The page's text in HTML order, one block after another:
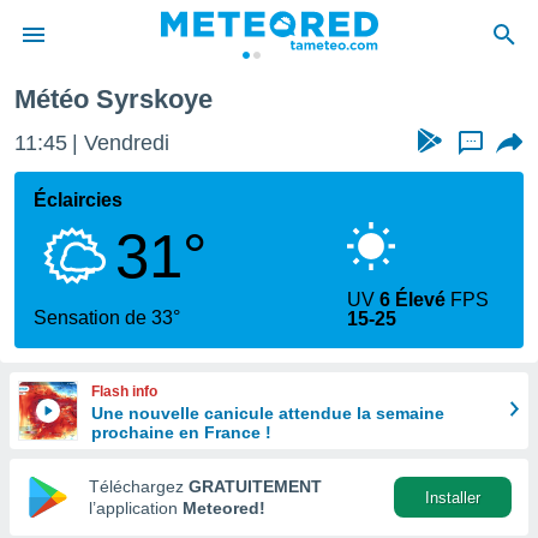
de
en
Météo Syrskoye
11:45 Vendredi ...
Éclaircies
31°
Sensation de 33°
UV6 Élevé FPS
15-25
Flash info
Une nouvelle canicule attendue la semaine
prochaine en France !
Téléchargez GRATUITEMENT
l’application Meteored!
Installer